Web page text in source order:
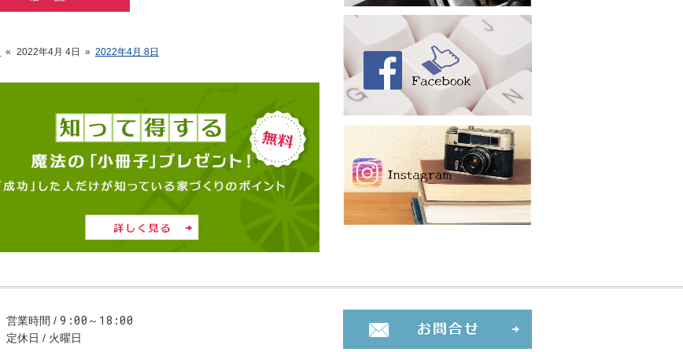
« 2022年4月 4日 » 2022年4月 8日
営業時間 9:00～18:00
定休日 火曜日